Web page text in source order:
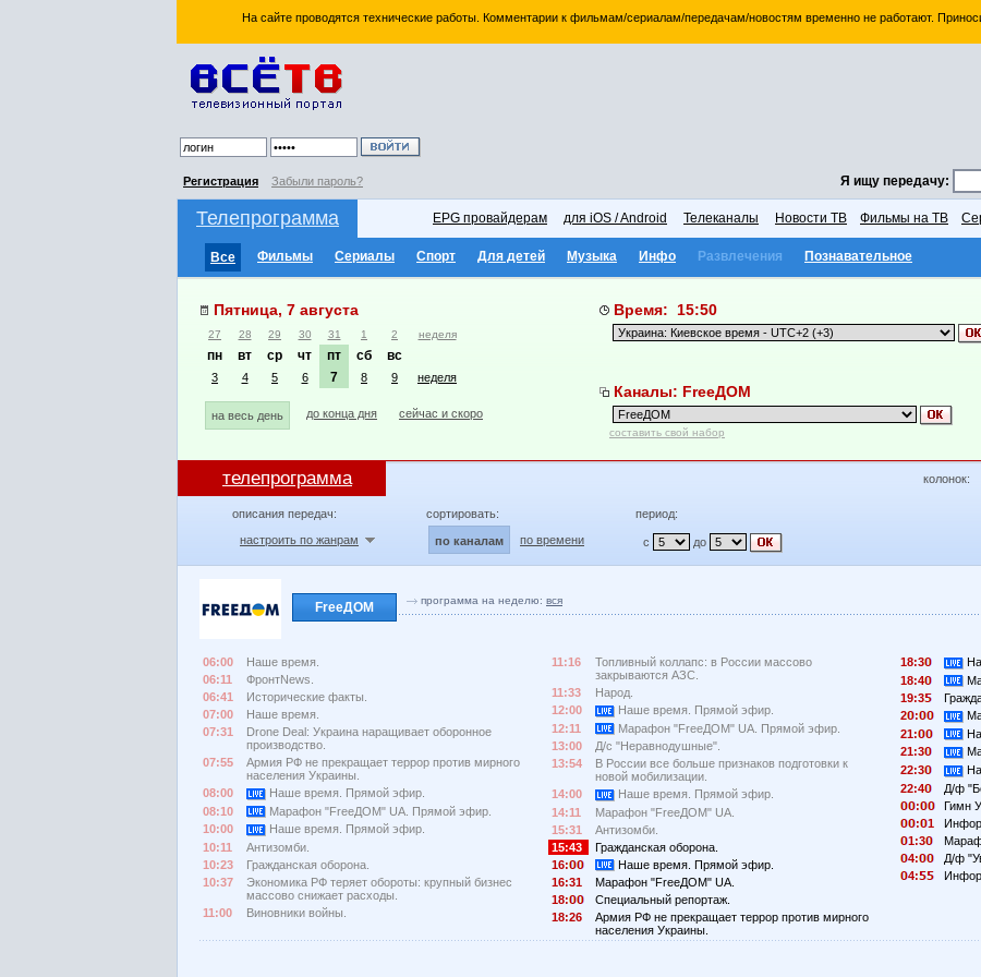
На сайте проводятся технические работы. Комментарии к фильмам/сериалам/передачам/новостям временно не работают.
Регистрация Забыли пароль? Я ищу передачу:
Телепрограмма EPG провайдерам для iOS / Android Телеканалы Новости ТВ Фильмы на ТВ
Все Фильмы Сериалы Спорт Для детей Музыка Инфо Развлечения Познавательное
Пятница, 7 августа
27 28 29 30 31 1 2 неделя
пн вт ср чт пт сб вс
3 4 5 6 7 8 9 неделя
на весь день до конца дня сейчас и скоро
Время: 15:50
Каналы: FreeДОМ
составить свой набор
телепрограмма колонок:
описания передач:
настроить по жанрам
сортировать:
по каналам по времени
период:
с до
FreeДОМ программа на неделю: вся
06:00
Наше время.
06:11
ФронтNews.
06:41
Исторические факты.
07:00
Наше время.
07:31
Drone Deal: Украина наращивает оборонное
производство.
07:55
Армия РФ не прекращает террор против мирного
населения Украины.
08:00
Наше время. Прямой эфир.
08:10
Марафон "FreeДОМ" UA. Прямой эфир.
10:00
Наше время. Прямой эфир.
10:11
Антизомби.
10:23
Гражданская оборона.
10:37
Экономика РФ теряет обороты: крупный бизнес
массово снижает расходы.
11:00
Виновники войны.
11:16
Топливный коллапс: в России массово
закрываются АЗС.
11:33
Народ.
12:00
Наше время. Прямой эфир.
12:11
Марафон "FreeДОМ" UA. Прямой эфир.
13:00
Д/с "Неравнодушные".
13:54
В России все больше признаков подготовки к
новой мобилизации.
14:00
Наше время. Прямой эфир.
14:11
Марафон "FreeДОМ" UA.
15:31
Антизомби.
15:43
Гражданская оборона.
16:
Наше время. Прямой эфир.
16:31
Марафон "FreeДОМ" UA.
18:
Специальный репортаж.
18:26
Армия РФ не прекращает террор против мирного
населения Украины.
18:3
18:4
19:3
2
:
21:
21:3
22:3
22:4
Д/ф
:
Гимн
:
1
1:3
4:
Д/ф
4: